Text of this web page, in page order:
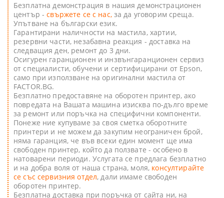
Безплатна демонстрация в нашия демонстрационен
център - свържете се с нас, за да уговорим среща.
Упътване на български език.
Гарантирани наличности на мастила, хартии,
резервни части, незабавна реакция - доставка на
следващия ден, ремонт до 3 дни.
Oсигурен гаранционен и инзвънгаранционен сервиз
от специалисти, обучени и сертифицирани от Epson,
само при използване на оригинални мастила от
FACTOR.BG.
Безплатно предоставяне на оборотен принтер, ако
повредата на Вашата машина изисква по-дълго време
за ремонт или пoръчка на специфични компоненти.
Понеже ние купуваме за своя сметка оборотните
принтери и не можем да закупим неограничен брой,
няма гаранция, че във всеки един момент ще има
свободен принтер, който да ползвате - особено в
натоварени периоди. Услугата се предлага безплатно
и на добра воля от наша страна, моля, консултирайте
се със сервизния отдел, дали имаме свободен
оборотен принтер.
Безплатна доставка при поръчка от сайта ни, на